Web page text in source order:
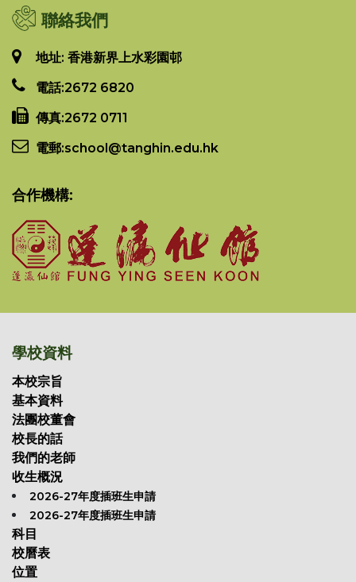
聯絡我們
地址: 香港新界上水彩園邨
電話:2672 6820
傳真:2672 0711
電郵:school@tanghin.edu.hk
合作機構:
學校資料
本校宗旨
基本資料
法團校董會
校長的話
我們的老師
收生概況
2026-27年度插班生申請
2026-27年度插班生申請
科目
校曆表
位置